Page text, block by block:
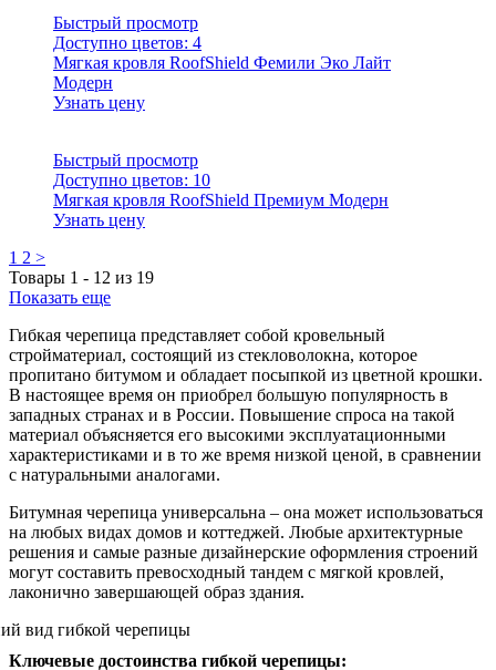
Быстрый просмотр
Доступно цветов: 4
Мягкая кровля RoofShield Фемили Эко Лайт
Модерн
Узнать цену
Быстрый просмотр
Доступно цветов: 10
Мягкая кровля RoofShield Премиум Модерн
Узнать цену
1 2 >
Товары 1 - 12 из 19
Показать еще
Гибкая черепица представляет собой кровельный
стройматериал, состоящий из стекловолокна, которое
пропитано битумом и обладает посыпкой из цветной крошки.
В настоящее время он приобрел большую популярность в
западных странах и в России. Повышение спроса на такой
материал объясняется его высокими эксплуатационными
характеристиками и в то же время низкой ценой, в сравнении
с натуральными аналогами.
Битумная черепица универсальна – она может использоваться
на любых видах домов и коттеджей. Любые архитектурные
решения и самые разные дизайнерские оформления строений
могут составить превосходный тандем с мягкой кровлей,
лаконично завершающей образ здания.
Ключевые достоинства гибкой черепицы: